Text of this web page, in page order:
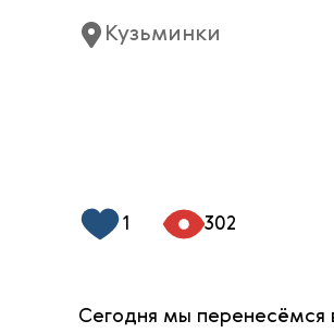
Кузьминки
1 302
Сегодня мы перенесёмся